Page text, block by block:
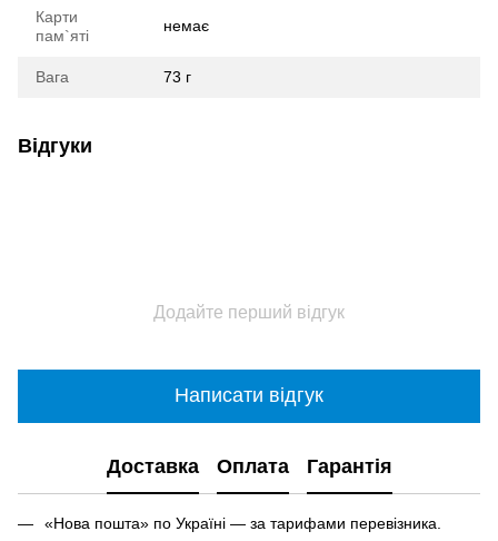
Карти
пам`яті
немає
Вага 73 г
Відгуки
Додайте перший відгук
Написати відгук
Доставка Оплата Гарантія
«Нова пошта» по Україні — за тарифами перевізника.